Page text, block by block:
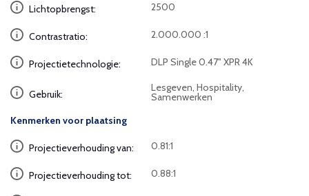
Lichtopbrengst: 2500
Contrastratio: 2.000.000 :1
Projectietechnologie: DLP Single 0.47" XPR 4K
Gebruik:
Lesgeven, Hospitality,
Samenwerken
Kenmerken voor plaatsing
Projectieverhouding van: 0.81:1
Projectieverhouding tot: 0.88:1